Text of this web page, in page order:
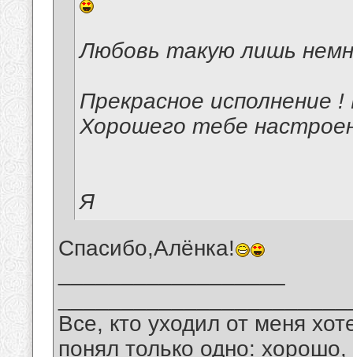
Любовь такую лишь
Прекрасное исполнение
Хорошего тебе
Я
Спасибо,Алёнка!
Все, кто уходил от меня
понял только одно: